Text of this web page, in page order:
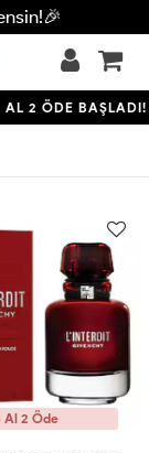
2 ÖDE BAŞLADI! |
Al 2 Öde